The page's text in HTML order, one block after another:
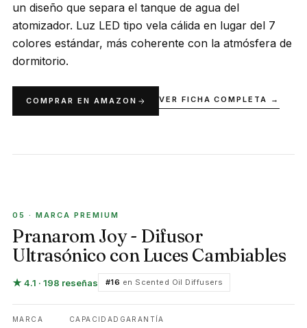
un diseño que separa el tanque de agua del
atomizador. Luz LED tipo vela cálida en lugar del 7
colores estándar, más coherente con la atmósfera de
dormitorio.
COMPRAR EN AMAZON VER FICHA COMPLETA →
05 · MARCA PREMIUM
Pranarom Joy - Difusor
Ultrasónico con Luces Cambiables
★ 4.1 · 198 reseñas #16 en Scented Oil Diffusers
MARCA CAPACIDAD GARANTÍA